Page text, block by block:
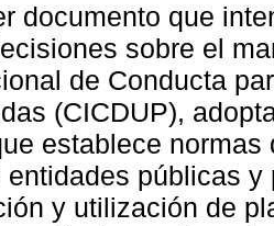
documento que
sobre el
de Conducta
(CICDUP),
establece
entidades públicas
y utilización de